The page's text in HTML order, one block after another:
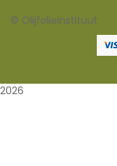
© Olijfolieinstituut
2026